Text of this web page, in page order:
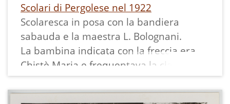
Scolari di Pergolese nel 1922
Scolaresca in posa con la bandiera
sabauda e la maestra L. Bolognani.
La bambina indicata con la freccia era
Chistè Maria e frequentava la classe
seconda.
In Archivio abbiamo anche il suo